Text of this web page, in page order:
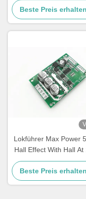
Beste Preis erhalten
Lokführer Max Power
Hall Effect With Hall At
JUYI JYQD-V7.3E2
BLDC
Beste Preis erhalten